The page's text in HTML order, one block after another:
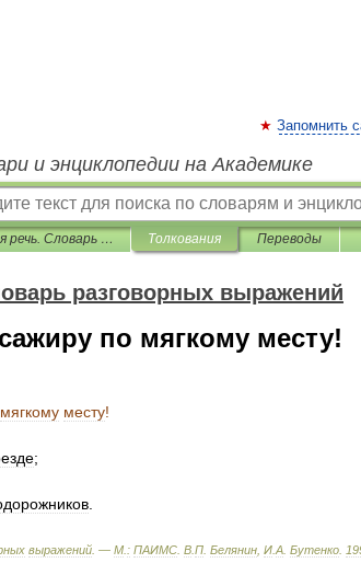
Запомнить
и энциклопедии на Академике
Живая речь. Словарь разговорных выражений Толкования Переводы
разговорных выражений
по мягкому месту!
мягкому месту!
;
выражений . — М : ПАИМС В П Белянин И А Бутенко